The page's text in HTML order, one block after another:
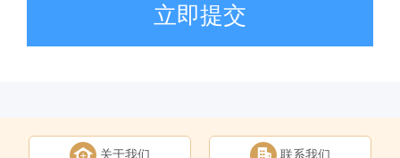
立即提交
关于我们 联系我们